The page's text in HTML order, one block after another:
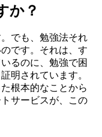
か？
でも、勉強法それ
です。それは、す
るのに、勉強で困
明されています。
根本的なことから
サービスが、この